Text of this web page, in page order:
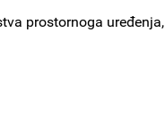
prostornoga uređenja,